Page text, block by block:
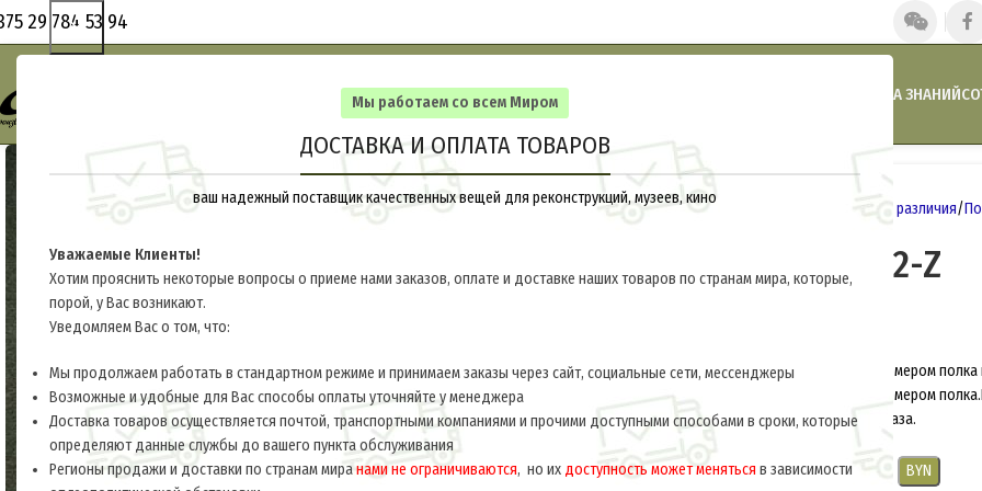
Мы работаем со всем Миром
ДОСТАВКА И ОПЛАТА ТОВАРОВ
ваш надежный поставщик качественных вещей для реконструкций, музеев, кино
Уважаемые Клиенты!
Хотим прояснить некоторые вопросы о приеме нами заказов, оплате и доставке наших товаров по странам мира, которые,
порой, у Вас возникают.
Уведомляем Вас о том, что:
Мы продолжаем работать в стандартном режиме и принимаем заказы через сайт, социальные сети, мессенджеры
Возможные и удобные для Вас способы оплаты уточняйте у менеджера
Доставка товаров осуществляется почтой, транспортными компаниями и прочими доступными способами в сроки, которые
определяют данные службы до вашего пункта обслуживания
Регионы продажи и доставки по странам миранами не ограничиваются, но их доступность может меняться в зависимости
29 784 53 94
ГЛАВНАЯ БАЗА ЗНАНИЙ
Главная Знаки различия
Погоны M2-002-Z
Изготавливаем погоны с любым номером полка
Изготавливаем погоны с любым номером
примечаниях, при оформлении заказа.
USD EUR CNY RUB PLN BYN